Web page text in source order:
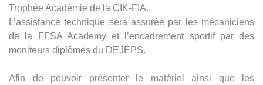
Trophée Académie de la CIK-FIA.
L’assistance technique sera assurée par les mécaniciens
de la FFSA Academy et l’encadrement sportif par des
moniteurs diplômés du DEJEPS.
Afin de pouvoir présenter le matériel ainsi que les